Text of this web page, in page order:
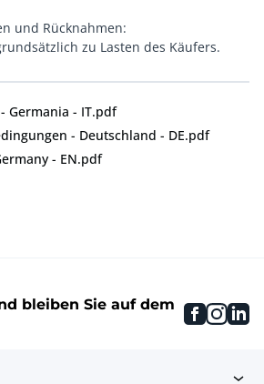
und Rücknahmen:
zu Lasten des Käufers.
Germania - IT.pdf
- Deutschland - DE.pdf
- EN.pdf
bleiben Sie auf dem